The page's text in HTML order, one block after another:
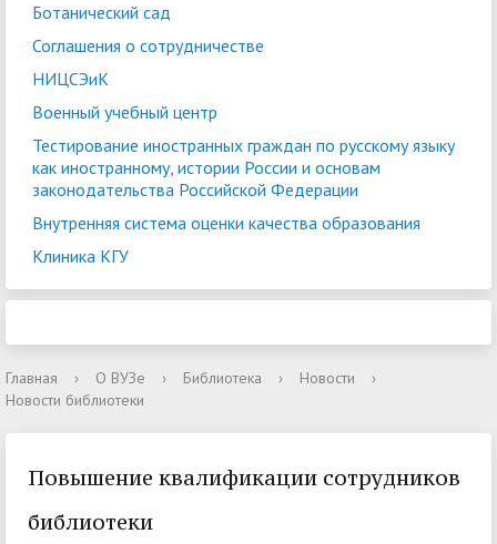
Ботанический сад
Соглашения о сотрудничестве
НИЦСЭиК
Военный учебный центр
Тестирование иностранных граждан по русскому языку
как иностранному, истории России и основам
законодательства Российской Федерации
Внутренняя система оценки качества образования
Клиника КГУ
Главная › О ВУЗе › Библиотека › Новости
›
Новости библиотеки
Повышение квалификации сотрудников
библиотеки